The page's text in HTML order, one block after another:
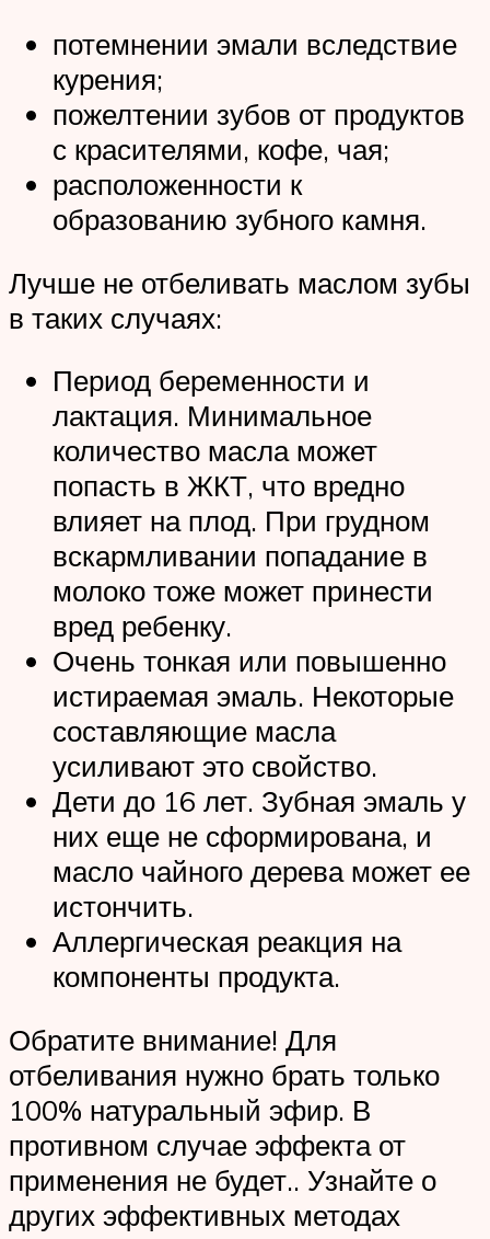
потемнении эмали вследствие
курения;
пожелтении зубов от продуктов
с красителями, кофе, чая;
расположенности к
образованию зубного камня.
Лучше не отбеливать маслом зубы
в таких случаях:
Период беременности и
лактация. Минимальное
количество масла может
попасть в ЖКТ, что вредно
влияет на плод. При грудном
вскармливании попадание в
молоко тоже может принести
вред ребенку.
Очень тонкая или повышенно
истираемая эмаль. Некоторые
составляющие масла
усиливают это свойство.
Дети до 16 лет. Зубная эмаль у
них еще не сформирована, и
масло чайного дерева может ее
истончить.
Аллергическая реакция на
компоненты продукта.
Обратите внимание! Для
отбеливания нужно брать только
100% натуральный эфир. В
противном случае эффекта от
применения не будет.. Узнайте о
других эффективных методах